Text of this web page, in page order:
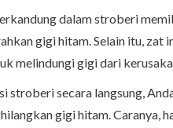
dalam stroberi
gigi hitam. Selain itu,
melindungi gigi dari
stroberi secara langsung,
gigi hitam. Caranya,